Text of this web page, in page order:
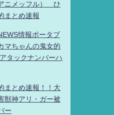
ニメッフル） ひ
まとめ速報
情報ポータブ
マちゃんの鬼女的
タックナンバーハ
まとめ速報！！大
獣神アリ・ガー被
ー